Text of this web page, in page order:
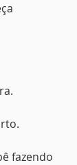
fazendo